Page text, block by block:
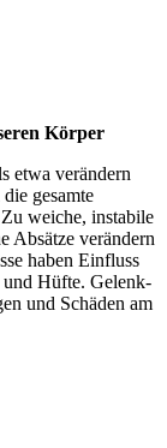
Körper
etwa verändern
gesamte
weiche, instabile
Absätze verändern
haben Einfluss
Hüfte. Gelenk-
und Schäden am